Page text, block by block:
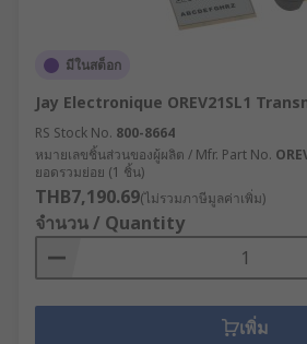
มีในสต็อก
Jay Electronique OREV21SL1
RS Stock No. 800-8664
หมายเลขชิ้นส่วนของผู้ผลิต / Mfr. Part No.
ยอดรวมย่อย (1 ชิ้น)
THB7,190.69(ไม่รวมภาษีมูลค่าเพิ่ม)
จำนวน / Quantity
เพิ่ม